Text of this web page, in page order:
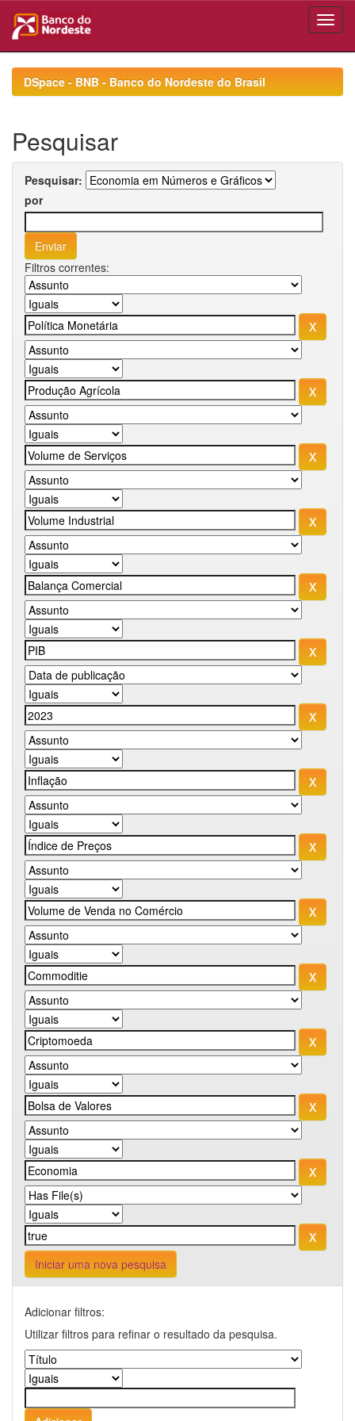
navigationDSpace - BNB - Banco do Nordeste do Brasil
Pesquisar
Pesquisar:
por
Filtros correntes:
Iniciar uma nova pesquisa
Adicionar filtros:
Utilizar filtros para refinar o resultado da pesquisa.